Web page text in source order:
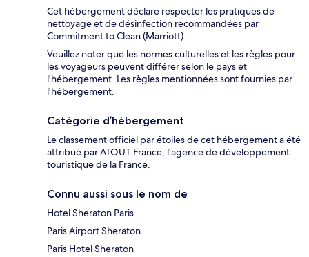
Cet hébergement déclare respecter les pratiques de
nettoyage et de désinfection recommandées par
Commitment to Clean (Marriott).
Veuillez noter que les normes culturelles et les règles pour
les voyageurs peuvent différer selon le pays et
l'hébergement. Les règles mentionnées sont fournies par
l'hébergement.
Catégorie d’hébergement
Le classement officiel par étoiles de cet hébergement a été
attribué par ATOUT France, l'agence de développement
touristique de la France.
Connu aussi sous le nom de
Hotel Sheraton Paris
Paris Airport Sheraton
Paris Hotel Sheraton